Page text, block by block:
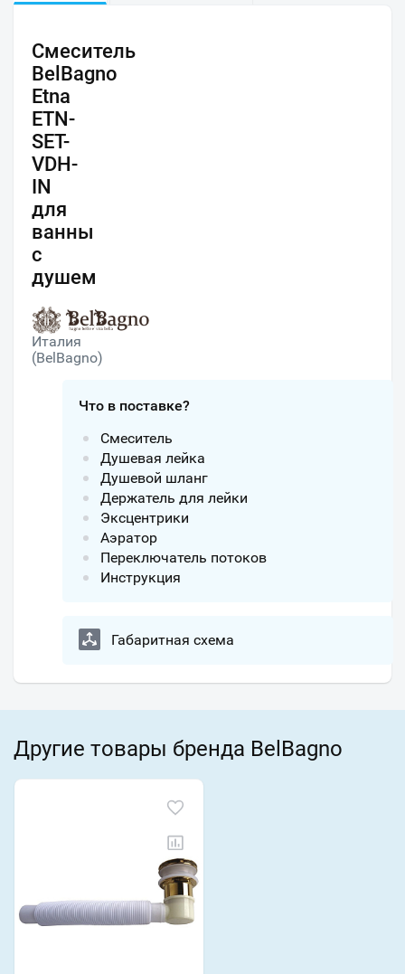
Смеситель
BelBagno
Etna
ETN-
SET-
VDH-
IN
для
ванны
с
душем
Италия
(BelBagno)
Что в поставке?
Смеситель
Душевая лейка
Душевой шланг
Держатель для лейки
Эксцентрики
Аэратор
Переключатель потоков
Инструкция
Габаритная схема
Другие товары бренда BelBagno